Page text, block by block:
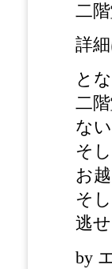
二
詳
と
二
な
そ
お
そ
逃
by